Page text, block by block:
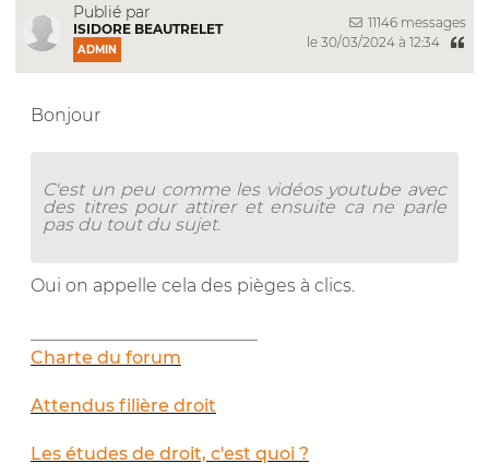
Publié par
ISIDORE BEAUTRELET
ADMIN
11146 messages
le 30/03/2024 à 12:34
Bonjour
C'est un peu comme les vidéos youtube avec
des titres pour attirer et ensuite ca ne parle
pas du tout du sujet.
Oui on appelle cela des pièges à clics.
Charte du forum
Attendus filière droit
Les études de droit, c'est quoi ?